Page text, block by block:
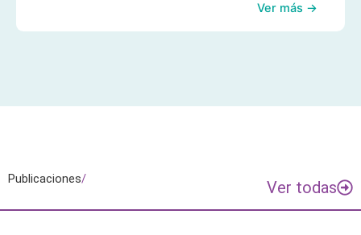
Ver más →
Publicaciones/ Ver todas